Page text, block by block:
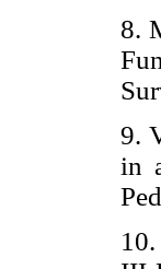
8.
9.
in